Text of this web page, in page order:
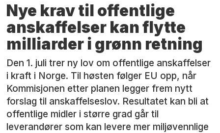
Nye krav til offentlige
anskaffelser kan flytte
milliarder i grønn retning
Den 1. juli trer ny lov om offentlige anskaffelser
i kraft i Norge. Til høsten følger EU opp, når
Kommisjonen etter planen legger frem nytt
forslag til anskaffelseslov. Resultatet kan bli at
offentlige midler i større grad går til
leverandører som kan levere mer miljøvennlige